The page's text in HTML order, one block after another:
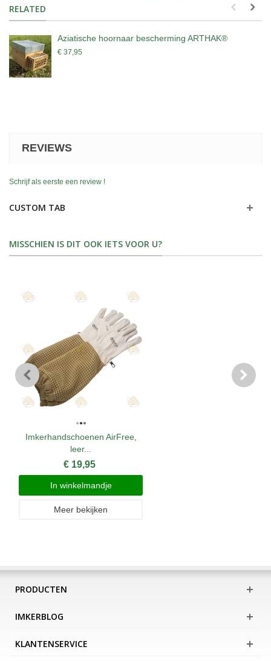
RELATED
Aziatische hoornaar bescherming ARTHAK®
€ 37,95
REVIEWS
Schrijf als eerste een review !
CUSTOM TAB
MISSCHIEN IS DIT OOK IETS VOOR U?
Imkerhandschoenen AirFree,
leer...
€ 19,95
In winkelmandje
Meer bekijken
PRODUCTEN
IMKERBLOG
KLANTENSERVICE